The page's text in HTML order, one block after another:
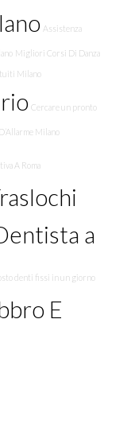
Assistenza
Migliori Corsi Di Danza
Milano
Cercare un pronto
Milano
A Roma
a
denti fissi in un giorno
E